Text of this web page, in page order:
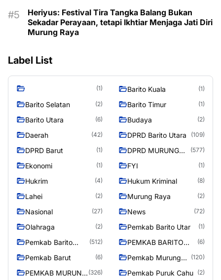
Heriyus: Festival Tira Tangka Balang Bukan
Sekadar Perayaan, tetapi Ikhtiar Menjaga Jati Diri
Murung Raya
Label List
(1) Barito Kuala (1)
Barito Selatan (2) Barito Timur (1)
Barito Utara (6) Budaya (2)
Daerah (42) DPRD Barito Utara (109)
DPRD Barut (1)
DPRD MURUNG
(577)
Ekonomi (1) FYI (1)
Hukrim (4) Hukum Kriminal (8)
Lahei (2) Murung Raya (2)
Nasional (27) News (72)
Olahraga (2) Pemkab Barito Utar (1)
Pemkab Barito
(512)
PEMKAB BARITO
(6)
Pemkab Barut (6)
Pemkab Murung
(120)
PEMKAB MURUNG (326) Pemkab Puruk Cahu (2)